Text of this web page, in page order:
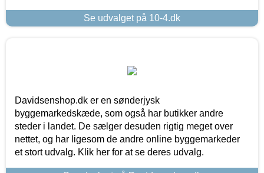
Se udvalget på 10-4.dk
Davidsenshop.dk er en sønderjysk
byggemarkedskæde, som også har butikker andre
steder i landet. De sælger desuden rigtig meget over
nettet, og har ligesom de andre online byggemarkeder
et stort udvalg. Klik her for at se deres udvalg.